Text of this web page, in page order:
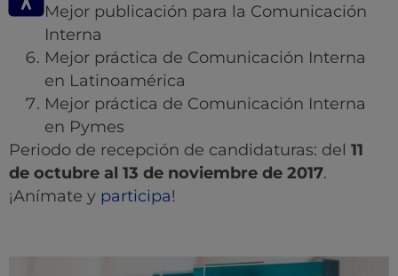
Mejor publicación para la Comunicación
Interna
Mejor práctica de Comunicación Interna
en Latinoamérica
Mejor práctica de Comunicación Interna
en Pymes
Periodo de recepción de candidaturas: del 11
de octubre al 13 de noviembre de 2017.
¡Anímate y participa!